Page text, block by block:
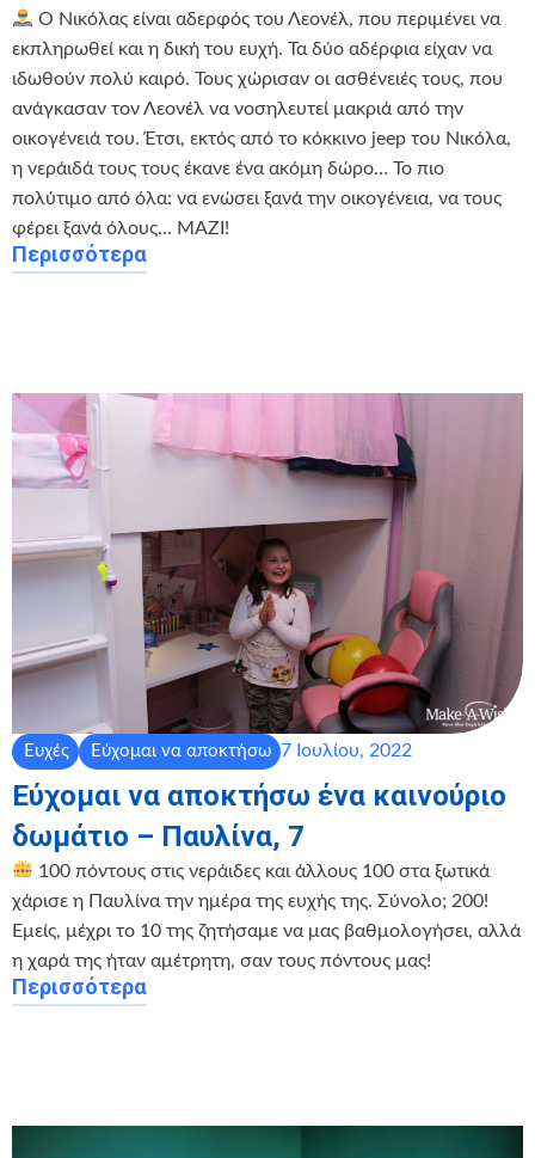
Ο Νικόλας είναι αδερφός του Λεονέλ, που περιμένει να
εκπληρωθεί και η δική του ευχή. Τα δύο αδέρφια είχαν να
ιδωθούν πολύ καιρό. Τους χώρισαν οι ασθένειές τους, που
ανάγκασαν τον Λεονέλ να νοσηλευτεί μακριά από την
οικογένειά του. Έτσι, εκτός από το κόκκινο jeep του Νικόλα,
η νεράιδά τους τους έκανε ένα ακόμη δώρο… Το πιο
πολύτιμο από όλα: να ενώσει ξανά την οικογένεια, να τους
φέρει ξανά όλους… ΜΑΖΙ!
Περισσότερα
Ευχές Εύχομαι να αποκτήσω 7 Ιουλίου, 2022
Εύχομαι να αποκτήσω ένα καινούριο
δωμάτιο – Παυλίνα, 7
100 πόντους στις νεράιδες και άλλους 100 στα ξωτικά
χάρισε η Παυλίνα την ημέρα της ευχής της. Σύνολο; 200!
Εμείς, μέχρι το 10 της ζητήσαμε να μας βαθμολογήσει, αλλά
η χαρά της ήταν αμέτρητη, σαν τους πόντους μας!
Περισσότερα